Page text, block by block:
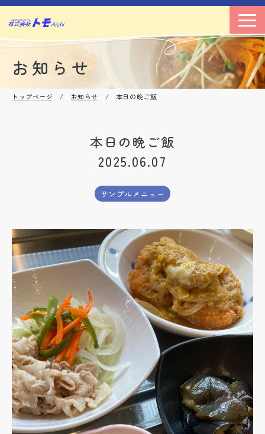
お知らせ
トップページ / お知らせ / 本日の晩ご飯
本日の晩ご飯
2025.06.07
サンプルメニュー